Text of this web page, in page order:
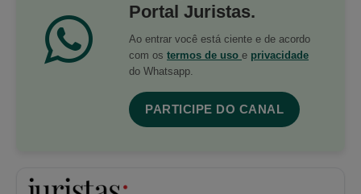
Portal Juristas.
Ao entrar você está ciente e de acordo
com os termos de uso e privacidade
do Whatsapp.
PARTICIPE DO CANAL